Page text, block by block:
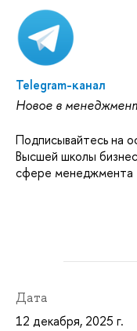
Telegram-канал
Новое в
Подписывайтесь на
Высшей школы
сфере менеджмента
Дата
12 декабря, 2025 г.